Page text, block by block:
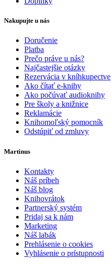
Nakupujte u nás
Doručenie
Platba
Prečo práve u nás?
Najčastejšie otázky
Rezervácia v kníhkupectve
Ako čítať e-knihy
Ako počúvať audioknihy
Pre školy a knižnice
Reklamácie
Knihomoľský pomocník
Odstúpiť od zmluvy
Martinus
Kontakty
Náš príbeh
Náš blog
Knihovrátok
Partnerský systém
Pridaj sa k nám
Marketing
Náš labák
Prehlásenie o cookies
Vyhlásenie o prístupnosti